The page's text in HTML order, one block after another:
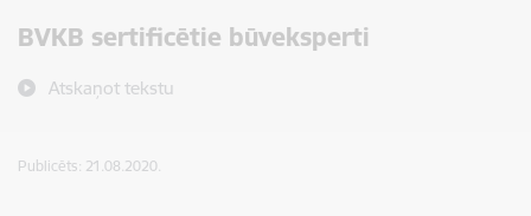
BVKB sertificētie būveksperti
Atskaņot tekstu
Publicēts: 21.08.2020.